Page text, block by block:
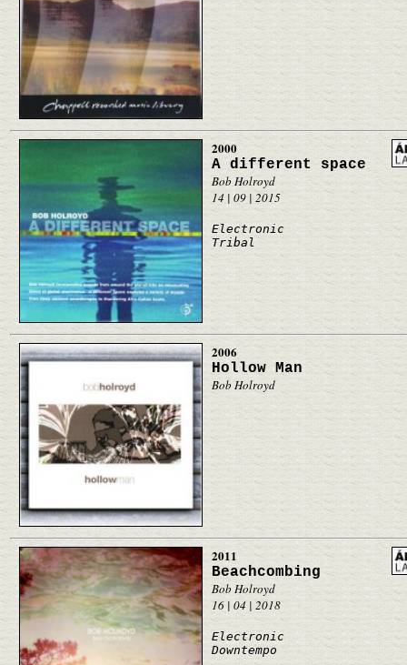
2000
A different space
Bob Holroyd
14 | 09 | 2015
Electronic
Tribal
2006
Hollow Man
Bob Holroyd
2011
Beachcombing
Bob Holroyd
16 | 04 | 2018
Electronic
Downtempo